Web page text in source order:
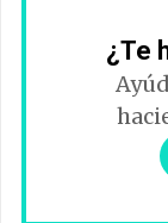
¿Te